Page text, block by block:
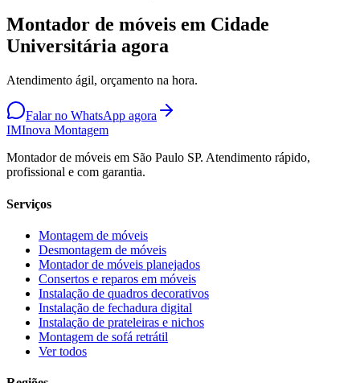
Montador de móveis em Cidade
Universitária agora
Atendimento ágil, orçamento na hora.
Falar no WhatsApp agora
IMInova Montagem
Montador de móveis em São Paulo SP. Atendimento rápido,
profissional e com garantia.
Serviços
Montagem de móveis
Desmontagem de móveis
Montador de móveis planejados
Consertos e reparos em móveis
Instalação de quadros decorativos
Instalação de fechadura digital
Instalação de prateleiras e nichos
Montagem de sofá retrátil
Ver todos